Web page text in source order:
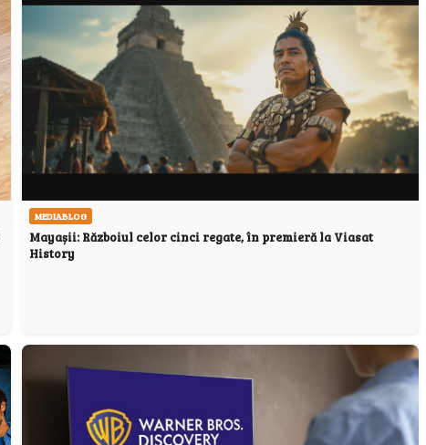
MEDIABLOG
Mayașii: Războiul celor cinci regate, în premieră la Viasat
History